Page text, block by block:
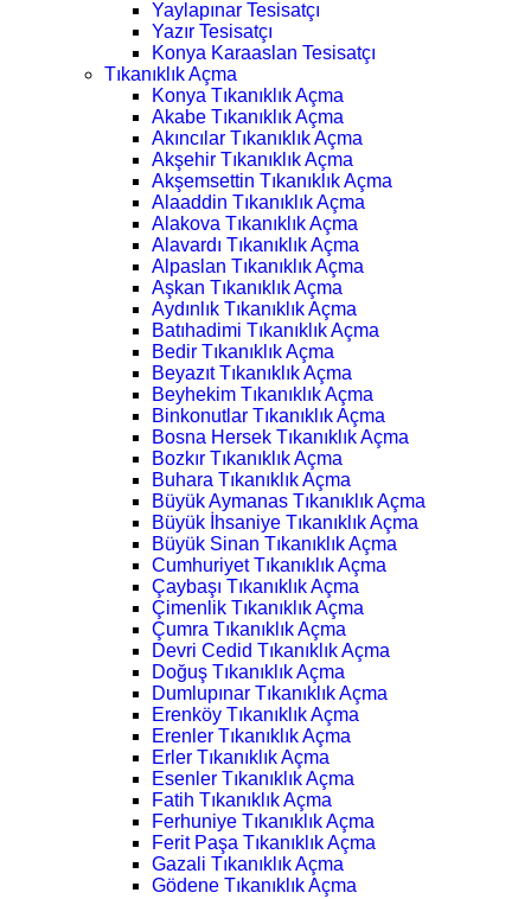
Yaylapınar Tesisatçı
Yazır Tesisatçı
Konya Karaaslan Tesisatçı
Tıkanıklık Açma
Konya Tıkanıklık Açma
Akabe Tıkanıklık Açma
Akıncılar Tıkanıklık Açma
Akşehir Tıkanıklık Açma
Akşemsettin Tıkanıklık Açma
Alaaddin Tıkanıklık Açma
Alakova Tıkanıklık Açma
Alavardı Tıkanıklık Açma
Alpaslan Tıkanıklık Açma
Aşkan Tıkanıklık Açma
Aydınlık Tıkanıklık Açma
Batıhadimi Tıkanıklık Açma
Bedir Tıkanıklık Açma
Beyazıt Tıkanıklık Açma
Beyhekim Tıkanıklık Açma
Binkonutlar Tıkanıklık Açma
Bosna Hersek Tıkanıklık Açma
Bozkır Tıkanıklık Açma
Buhara Tıkanıklık Açma
Büyük Aymanas Tıkanıklık Açma
Büyük İhsaniye Tıkanıklık Açma
Büyük Sinan Tıkanıklık Açma
Cumhuriyet Tıkanıklık Açma
Çaybaşı Tıkanıklık Açma
Çimenlik Tıkanıklık Açma
Çumra Tıkanıklık Açma
Devri Cedid Tıkanıklık Açma
Doğuş Tıkanıklık Açma
Dumlupınar Tıkanıklık Açma
Erenköy Tıkanıklık Açma
Erenler Tıkanıklık Açma
Erler Tıkanıklık Açma
Esenler Tıkanıklık Açma
Fatih Tıkanıklık Açma
Ferhuniye Tıkanıklık Açma
Ferit Paşa Tıkanıklık Açma
Gazali Tıkanıklık Açma
Gödene Tıkanıklık Açma